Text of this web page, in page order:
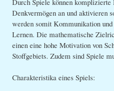
Denkvermögen an und aktivieren
werden somit Kommunikation
Lernen. Die mathematische
einen eine hohe Motivation von
Stoffgebiets. Zudem sind Spiele
Charakteristika eines Spiels: